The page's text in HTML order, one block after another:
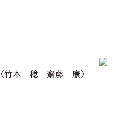
〈竹本 稔 齋藤 康〉